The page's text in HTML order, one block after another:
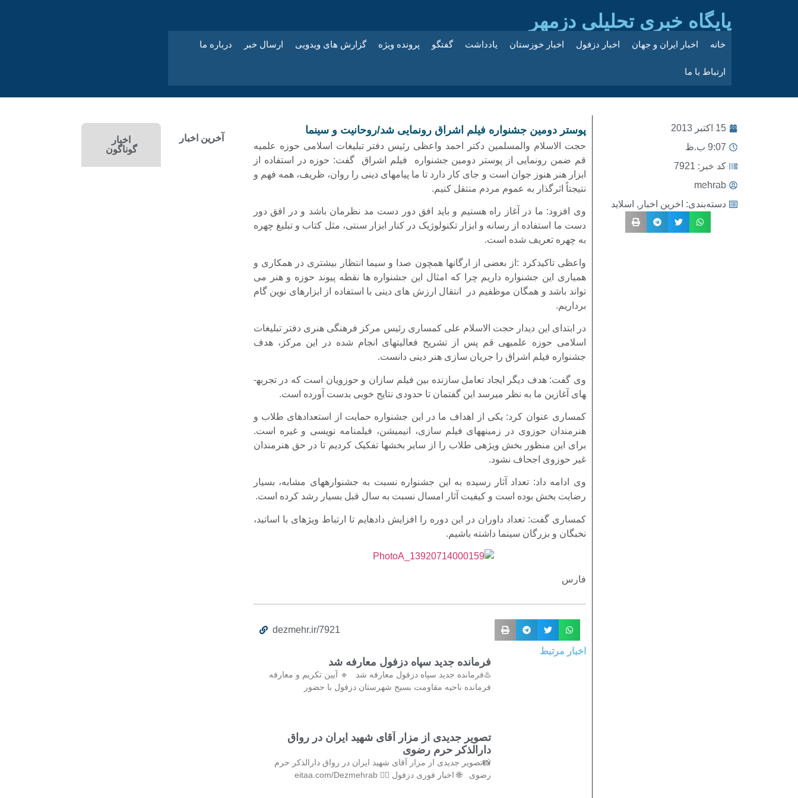
پایگاه خبری تحلیلی دزمهر
خانه اخبار ایران و جهان اخبار دزفول اخبار خوزستان یادداشت گفتگو پرونده ویژه گزارش های ویدویی ارسال خبر درباره ما
ارتباط با ما
15 اکتبر 2013
9:07 ب.ظ
کد خبر: 7921
mehrab
دسته‌بندی: اخرین اخبار , اسلاید
پوستر دومین جشنواره فیلم اشراق رونمایی شد/روحانیت و سینما
حجت الاسلام والمسلمین دکتر احمد واعظی رئیس دفتر تبلیغات اسلامی حوزه علمیه
قم ضمن رونمایی از پوستر دومین جشنواره فیلم اشراق گفت: حوزه در استفاده از
ابزار هنر هنوز جوان است و جای کار دارد تا ما پیام­های دینی را روان، ظریف، همه فهم و
نتیجتاً اثرگذار به عموم مردم منتقل کنیم.
وی افزود: ما در آغاز راه هستیم و باید افق دور دست مد نظرمان باشد و در افق دور
دست ما استفاده از رسانه و ابزار تکنولوژیک در کنار ابزار سنتی، مثل کتاب و تبلیغ چهره
به چهره تعریف شده است.
واعظی تاکیدکرد :از بعضی از ارگانها همچون صدا و سیما انتظار بیشتری در همکاری و
همیاری این جشنواره داریم چرا که امثال این جشنواره ها نقطه پیوند حوزه و هنر می
تواند باشد و همگان موظفیم در انتقال ارزش های دینی با استفاده از ابزارهای نوین گام
برداریم.
در ابتدای این دیدار حجت الاسلام علی کمساری رئیس مرکز فرهنگی هنری دفتر تبلیغات
اسلامی حوزه علمیه­ی قم پس از تشریح فعالیت­های انجام شده در این مرکز، هدف
جشنواره فیلم اشراق را جریان سازی هنر دینی دانست.
وی گفت: هدف دیگر ایجاد تعامل سازنده بین فیلم سازان و حوزویان است که در تجربه­
های آغازین ما به نظر می­رسد این گفتمان تا حدودی نتایج خوبی بدست آورده است.
کمساری عنوان کرد: یکی از اهداف ما در این جشنواره حمایت از استعدادهای طلاب و
هنرمندان حوزوی در زمینه­های فیلم سازی، انیمیشن، فیلم­نامه نویسی و غیره است.
برای این منظور بخش ویژه­ی طلاب را از سایر بخش­ها تفکیک کردیم تا در حق هنرمندان
غیر حوزوی اجحاف نشود.
وی ادامه داد: تعداد آثار رسیده به این جشنواره نسبت به جشنواره­های مشابه، بسیار
رضایت بخش بوده است و کیفیت آثار امسال نسبت به سال قبل بسیار رشد کرده است.
کمساری گفت: تعداد داوران در این دوره را افزایش داده­ایم تا ارتباط ویژه­ای با اساتید،
نخبگان و بزرگان سینما داشته باشیم.
فارس
dezmehr.ir/7921
اخبار مرتبط
فرمانده جدید سپاه دزفول معارفه شد
♨️فرمانده جدید سپاه دزفول معارفه شد 🔹 آیین تکریم و معارفه
فرمانده ناحیه مقاومت بسیج شهرستان دزفول با حضور
تصویر جدیدی از مزار آقای شهید ایران در رواق
دارالذکر حرم رضوی
📸تصویر جدیدی از مزار آقای شهید ایران در رواق دارالذکر حرم
رضوی 🌐 اخبار فوری دزفول 👇🏻 eitaa.com/Dezmehrab
آخرین اخبار
اخبار
گوناگون